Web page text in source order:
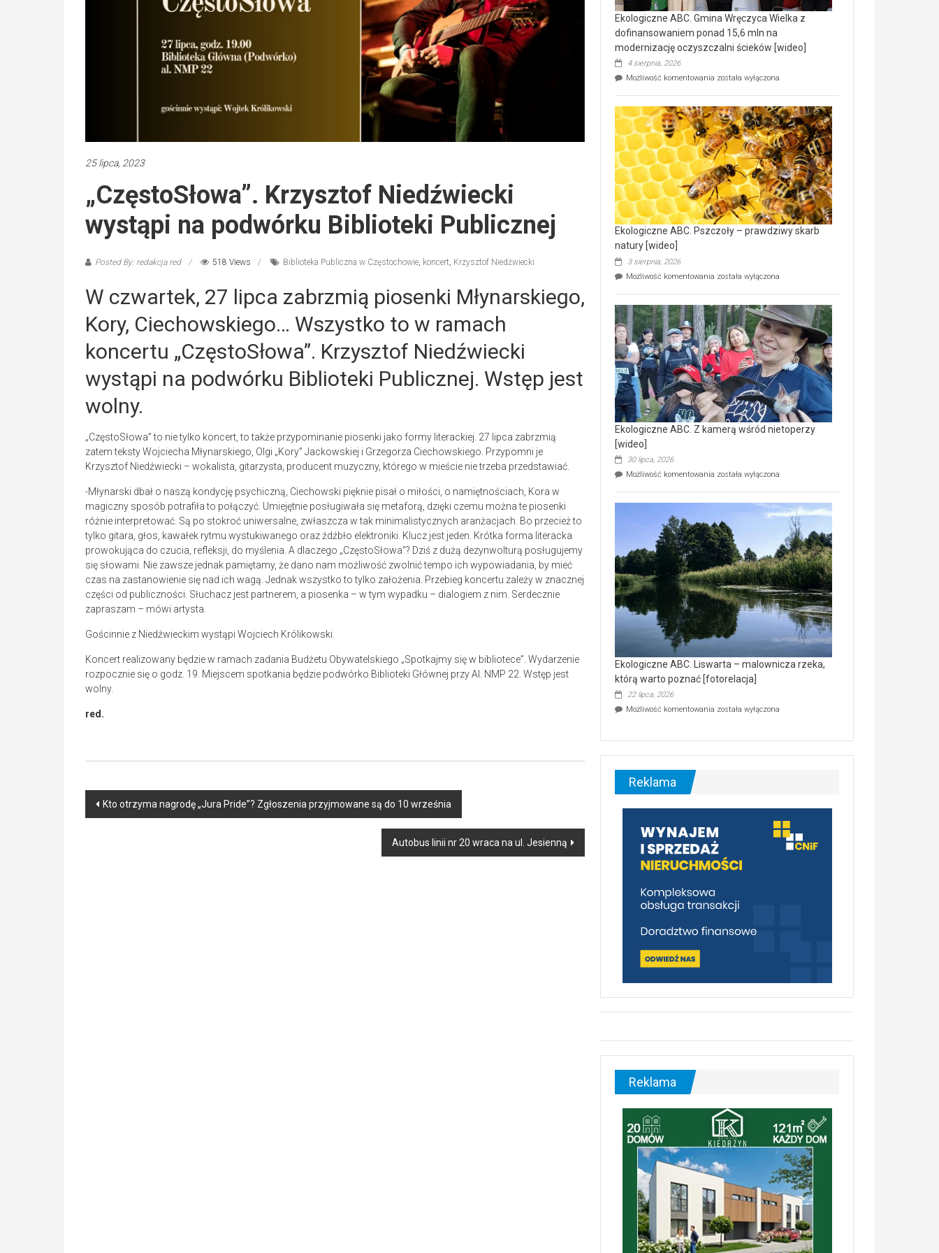
25 lipca, 2023
„CzęstoSłowa”. Krzysztof Niedźwiecki
wystąpi na podwórku Biblioteki Publicznej
Posted By: redakcja red 518 Views Biblioteka Publiczna w Częstochowie, koncert, Krzysztof Niedźwiecki
W czwartek, 27 lipca zabrzmią piosenki Młynarskiego,
Kory, Ciechowskiego… Wszystko to w ramach
koncertu „CzęstoSłowa”. Krzysztof Niedźwiecki
wystąpi na podwórku Biblioteki Publicznej. Wstęp jest
wolny.
„CzęstoSłowa” to nie tylko koncert, to także przypominanie piosenki jako formy literackiej. 27 lipca zabrzmią
zatem teksty Wojciecha Młynarskiego, Olgi „Kory” Jackowskiej i Grzegorza Ciechowskiego. Przypomni je
Krzysztof Niedźwiecki – wokalista, gitarzysta, producent muzyczny, którego w mieście nie trzeba przedstawiać.
-Młynarski dbał o naszą kondycję psychiczną, Ciechowski pięknie pisał o miłości, o namiętnościach, Kora w
magiczny sposób potrafiła to połączyć. Umiejętnie posługiwała się metaforą, dzięki czemu można te piosenki
różnie interpretować. Są po stokroć uniwersalne, zwłaszcza w tak minimalistycznych aranżacjach. Bo przecież to
tylko gitara, głos, kawałek rytmu wystukiwanego oraz źdźbło elektroniki. Klucz jest jeden. Krótka forma literacka
prowokująca do czucia, refleksji, do myślenia. A dlaczego „CzęstoSłowa”? Dziś z dużą dezynwolturą posługujemy
się słowami. Nie zawsze jednak pamiętamy, że dano nam możliwość zwolnić tempo ich wypowiadania, by mieć
czas na zastanowienie się nad ich wagą. Jednak wszystko to tylko założenia. Przebieg koncertu zależy w znacznej
części od publiczności. Słuchacz jest partnerem, a piosenka – w tym wypadku – dialogiem z nim. Serdecznie
zapraszam – mówi artysta.
Gościnnie z Niedźwieckim wystąpi Wojciech Królikowski.
Koncert realizowany będzie w ramach zadania Budżetu Obywatelskiego „Spotkajmy się w bibliotece”. Wydarzenie
rozpocznie się o godz. 19. Miejscem spotkania będzie podwórko Biblioteki Głównej przy Al. NMP 22. Wstęp jest
wolny.
red.
Post
Kto otrzyma nagrodę „Jura Pride”? Zgłoszenia przyjmowane są do 10 września
Autobus linii nr 20 wraca na ul. Jesienną
Ekologiczne ABC. Gmina Wręczyca Wielka z
dofinansowaniem ponad 15,6 mln na
modernizację oczyszczalni ścieków [wideo]
4 sierpnia, 2026
Możliwość komentowania Ekologiczne
Wręczyca
Wielka
z
dofinansowaniem
ponad
15,6
mln
na
modernizację
oczyszczalni
ścieków
[wideo]
została wyłączona
Ekologiczne ABC. Pszczoły – prawdziwy skarb
natury [wideo]
3 sierpnia, 2026
Możliwość komentowania Ekologiczne
–
prawdziwy
skarb
natury
[wideo]
została wyłączona
Ekologiczne ABC. Z kamerą wśród nietoperzy
[wideo]
30 lipca, 2026
Możliwość komentowania Ekologiczne
wśród
nietoperzy
[wideo]
została wyłączona
Ekologiczne ABC. Liswarta – malownicza rzeka,
którą warto poznać [fotorelacja]
22 lipca, 2026
Możliwość komentowania Ekologiczne
–
malownicza
[fotorelacja]
została wyłączona
Reklama
Reklama